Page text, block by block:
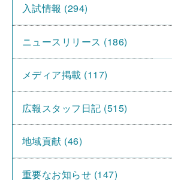
入試情報 (294)
ニュースリリース (186)
メディア掲載 (117)
広報スタッフ日記 (515)
地域貢献 (46)
重要なお知らせ (147)